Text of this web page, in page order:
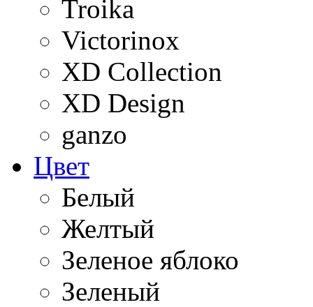
Troika
Victorinox
XD Collection
XD Design
ganzo
Цвет
Белый
Желтый
Зеленое яблоко
Зеленый